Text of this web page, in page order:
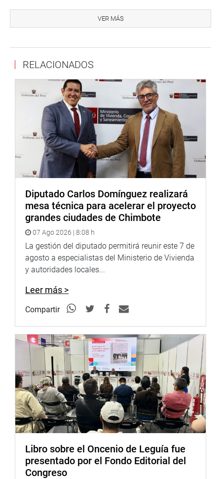
dosis aisladamente para un país y otra adquirir, mediante
este fondo, 500 o 600 millones para un grupo de países”,
información oficial sobre la cobertura de vacunados
porque, de acuerdo con el informe dePan American
Journal of Public Health(Revista Panamericana de Salud
Pública), el porcentaje en el Perú es bajo y el costo per
cápita de vacuna es el doble en comparación a otros
Además, pidió que se informe cuántas vacunas que están
en los almacenes ya han prescrito y lamentó que el
ministro de Salud haya admitido que los productores de
las vacunas cambiaron la fecha de vencimiento. También
solicitó que se informe si hubo o no estudio científico
para este cambio de fecha y que se precise cuántas
vacunas ya se habían vencido cuando se produjo el
cambio.
Lima, 31 de agosto de 2022
DESPACHO DEL CONGRESISTA ALEJANDRO AGUINAGA
VER MÁS
RELACIONADOS
Diputado Carlos Domínguez realizará
mesa técnica para acelerar el proyecto
grandes ciudades de Chimbote
07 Ago 2026 | 8:08 h
La gestión del diputado permitirá reunir este 7 de
agosto a especialistas del Ministerio de Vivienda
y autoridades locales...
Leer más >
Compartir
Libro sobre el Oncenio de Leguía fue
presentado por el Fondo Editorial del
Congreso